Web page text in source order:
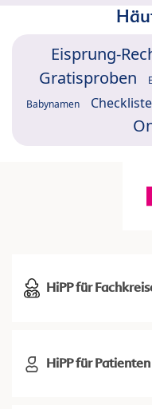
Eisprung-
Gratisproben
Babynamen
HiPP für
HiPP für Patienten